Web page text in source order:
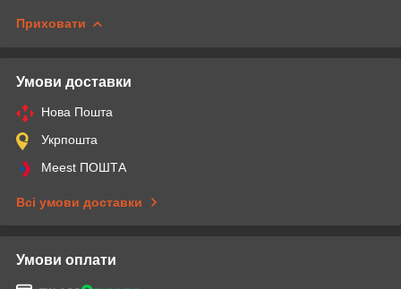
Приховати
Умови доставки
Нова Пошта
Укрпошта
Meest ПОШТА
Всі умови доставки
Умови оплати